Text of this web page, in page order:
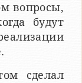
вопросы,
будут
сделал